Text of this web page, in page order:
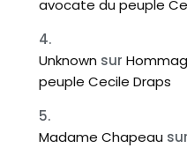
avocate du peuple
Unknown sur
peuple Cecile Draps
Madame Chapeau sur